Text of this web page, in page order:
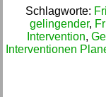
Schlagworte:
gelingender,
Intervention,
Interventionen